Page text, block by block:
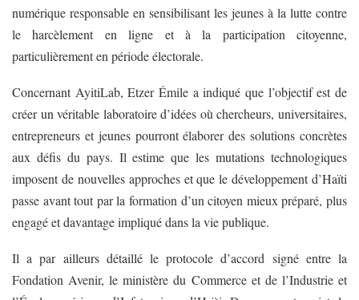
numérique responsable en sensibilisant les jeunes à la lutte contre
le harcèlement en ligne et à la participation citoyenne,
particulièrement en période électorale.
Concernant AyitiLab, Etzer Émile a indiqué que l’objectif est de
créer un véritable laboratoire d’idées où chercheurs, universitaires,
entrepreneurs et jeunes pourront élaborer des solutions concrètes
aux défis du pays. Il estime que les mutations technologiques
imposent de nouvelles approches et que le développement d’Haïti
passe avant tout par la formation d’un citoyen mieux préparé, plus
engagé et davantage impliqué dans la vie publique.
Il a par ailleurs détaillé le protocole d’accord signé entre la
Fondation Avenir, le ministère du Commerce et de l’Industrie et